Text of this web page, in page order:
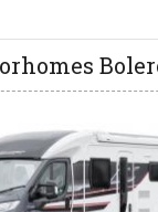
сайте с